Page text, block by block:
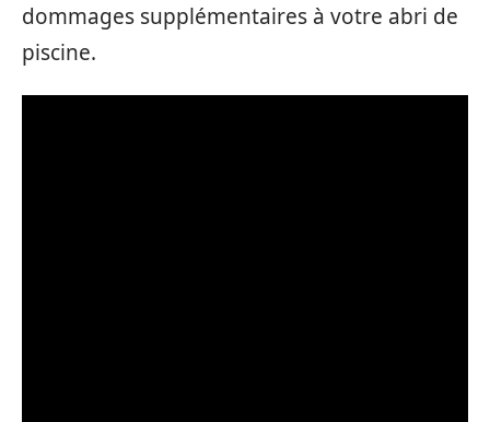
dommages supplémentaires à votre abri de
piscine.